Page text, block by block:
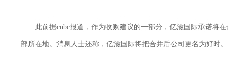
此前据cnbc报道，作为收购建议的一部分，亿滋国际承诺将在
部所在地。消息人士还称，亿滋国际将把合并后公司更名为好时。